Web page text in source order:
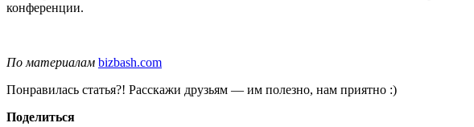
конференции.
По материалам bizbash.com
Понравилась статья?! Расскажи друзьям — им полезно, нам приятно :)
Поделиться